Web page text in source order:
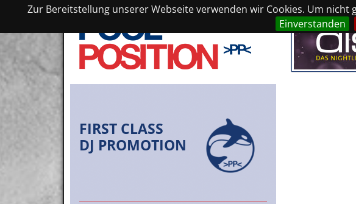
Zur Bereitstellung unserer Webseite verwenden wir Cookies. Um
Einverstanden
FIRST CLASS
DJ PROMOTION